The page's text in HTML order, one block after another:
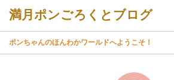
ポンちゃんのほんわかワールドへようこそ！